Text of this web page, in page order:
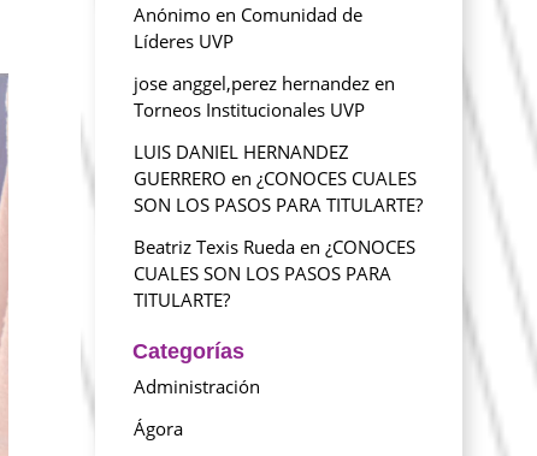
Anónimo en Comunidad de
Líderes UVP
jose anggel,perez hernandez en
Torneos Institucionales UVP
LUIS DANIEL HERNANDEZ
GUERRERO en ¿CONOCES CUALES
SON LOS PASOS PARA TITULARTE?
Beatriz Texis Rueda en ¿CONOCES
CUALES SON LOS PASOS PARA
TITULARTE?
Categorías
Administración
Ágora